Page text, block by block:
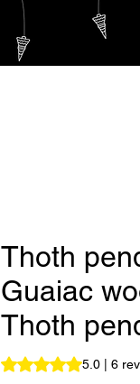
Thoth
Guaiac
Thoth
Rating is 5.0 out of
5.0 | 6